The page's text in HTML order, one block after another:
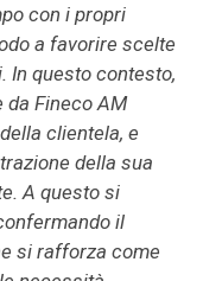
con i propri
a favorire scelte
In questo contesto,
da Fineco AM
clientela, e
della sua
A questo si
il
si rafforza come